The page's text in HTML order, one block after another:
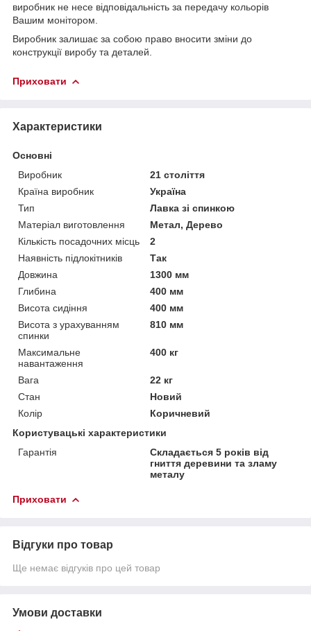
виробник не несе відповідальність за передачу кольорів
Вашим монітором.
Виробник залишає за собою право вносити зміни до
конструкції виробу та деталей.
Приховати
Характеристики
Основні
Виробник
21 століття
Країна виробник
Україна
Тип
Лавка зі спинкою
Матеріал виготовлення
Метал, Дерево
Кількість посадочних місць
2
Наявність підлокітників
Так
Довжина
1300 мм
Глибина
400 мм
Висота сидіння
400 мм
Висота з урахуванням
спинки
810 мм
Максимальне
навантаження
400 кг
Вага
22 кг
Стан
Новий
Колір
Коричневий
Користувацькі характеристики
Гарантія
Складається 5 років від
гниття деревини та зламу
металу
Приховати
Відгуки про товар
Ще немає відгуків про цей товар
Умови доставки